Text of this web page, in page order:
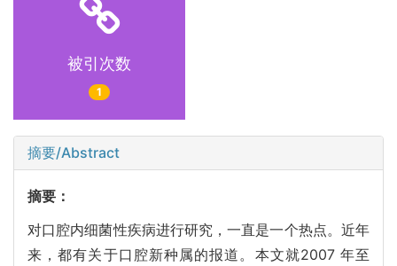
被引次数
1
摘要/Abstract
摘要：
对口腔内细菌性疾病进行研究，一直是一个热点。近年
来，都有关于口腔新种属的报道。本文就2007 年至